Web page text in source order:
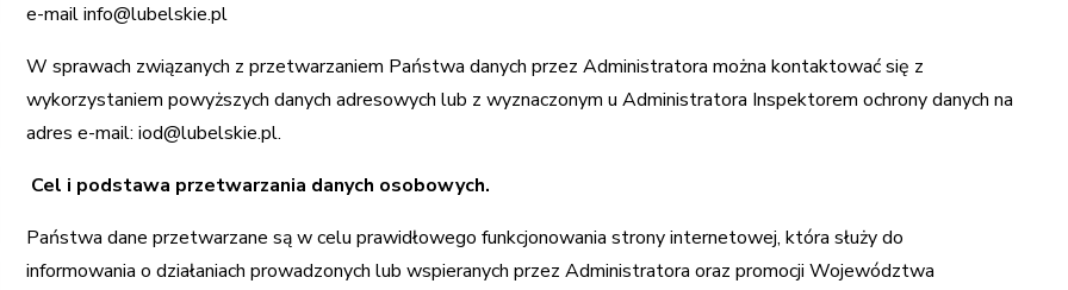
e-mailinfo@lubelskie.pl
W sprawach związanych z przetwarzaniem Państwa danych przez Administratora można kontaktować się z
wykorzystaniem powyższych danych adresowych lub z wyznaczonym u Administratora Inspektorem ochrony danych na
adres e-mail: iod@lubelskie.pl.
Cel i podstawa przetwarzania danych osobowych.
Państwa dane przetwarzane są w celu prawidłowego funkcjonowania strony internetowej, która służy do
informowania o działaniach prowadzonych lub wspieranych przez Administratora oraz promocji Województwa